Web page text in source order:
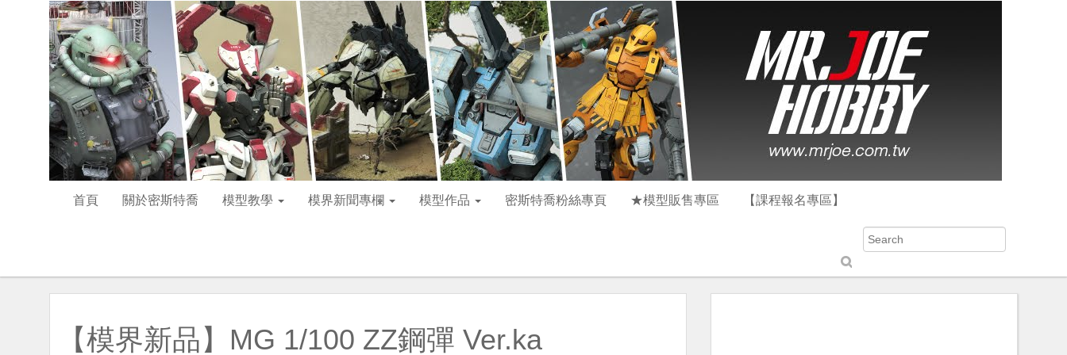
首頁 關於密斯特喬 模型教學 模界新聞專欄 模型作品 密斯特喬粉絲專頁 ★模型販售專區 【課程報名專區】
S
u
b
【模界新品】MG 1/100 ZZ鋼彈 Ver.ka